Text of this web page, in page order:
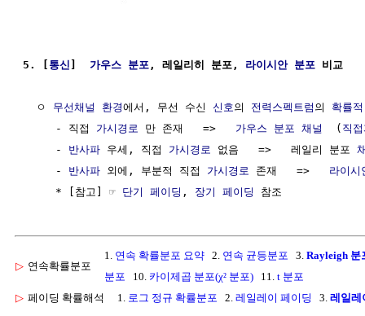
5. [ 통신 ] 가우스 분포 , 레일리히 분포, 라이시안 분포 비교
  ㅇ
무선채널 환경에서, 무선 수신 신호의 전력스펙트럼 의 확률
     - 직접
가시경로 만 존재   => 가우스 분포 채널
  (
직
     -
반사파 우세, 직접 가시경로 없음   =>   레일리 분포
     -
반사파 외에, 부분적 직접 가시경로 존재   => 라이
     * [참고] ☞
단기 페이딩 , 장기 페이딩
▷ 연속확률분포
1. 연속 확률분포 요약 2. 연속 균등분포 3. Rayleigh 분
분포 10. 카이제곱 분포(χ² 분포) 11. t 분포
▷ 페이딩 확률해석 1. 로그 정규 확률분포 2. 레일레이 페이딩 3. 레일레